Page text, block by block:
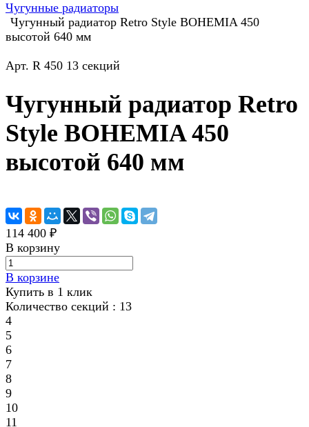
Чугунные радиаторы
Чугунный радиатор Retro Style BOHEMIA 450
высотой 640 мм
Арт. R 450 13 секций
Чугунный радиатор Retro
Style BOHEMIA 450
высотой 640 мм
114 400 ₽
В корзину
В корзине
Купить в 1 клик
Количество секций : 13
4
5
6
7
8
9
10
11